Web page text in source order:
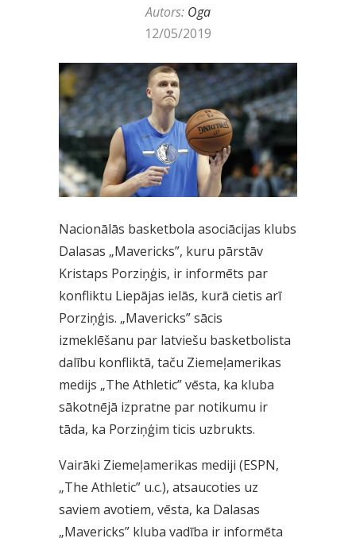
Autors: Oga
12/05/2019
Nacionālās basketbola asociācijas klubs
Dalasas „Mavericks”, kuru pārstāv
Kristaps Porziņģis, ir informēts par
konfliktu Liepājas ielās, kurā cietis arī
Porziņģis. „Mavericks” sācis
izmeklēšanu par latviešu basketbolista
dalību konfliktā, taču Ziemeļamerikas
medijs „The Athletic” vēsta, ka kluba
sākotnējā izpratne par notikumu ir
tāda, ka Porziņģim ticis uzbrukts.
Vairāki Ziemeļamerikas mediji (ESPN,
„The Athletic” u.c.), atsaucoties uz
saviem avotiem, vēsta, ka Dalasas
„Mavericks” kluba vadība ir informēta